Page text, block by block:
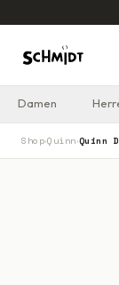
Damen
Shop›Quinn›Quinn